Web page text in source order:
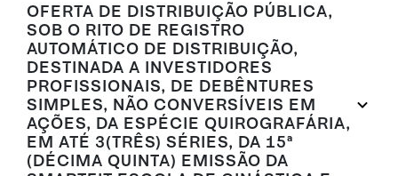
OFERTA DE DISTRIBUIÇÃO PÚBLICA,
SOB O RITO DE REGISTRO
AUTOMÁTICO DE DISTRIBUIÇÃO,
DESTINADA A INVESTIDORES
PROFISSIONAIS, DE DEBÊNTURES
SIMPLES, NÃO CONVERSÍVEIS EM
AÇÕES, DA ESPÉCIE QUIROGRAFÁRIA,
EM ATÉ 3(TRÊS) SÉRIES, DA 15ª
(DÉCIMA QUINTA) EMISSÃO DA